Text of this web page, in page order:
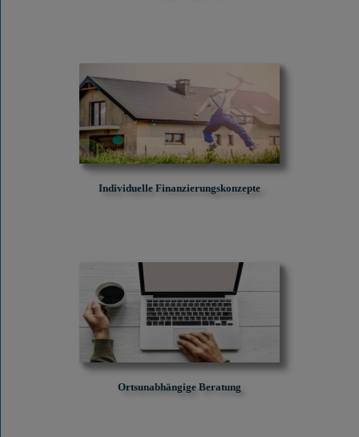
Individuelle Finanzierungskonzepte
Ortsunabhängige Beratung